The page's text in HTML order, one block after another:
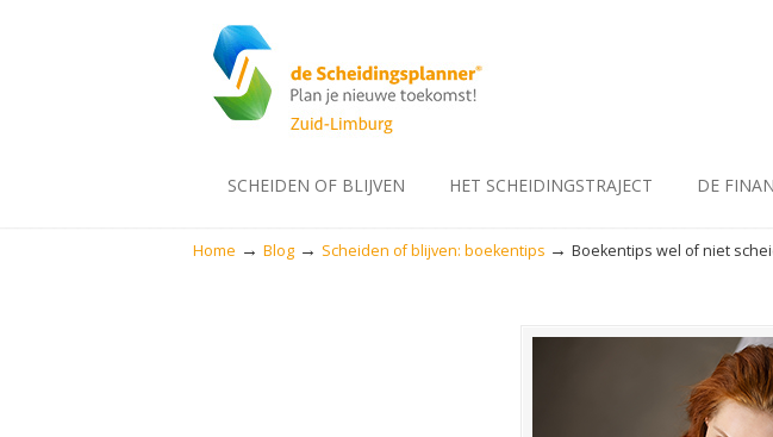
SCHEIDEN OF BLIJVEN HET SCHEIDINGSTRAJECT DE
Home → Blog → Scheiden of blijven: boekentips → Boekentips wel of niet